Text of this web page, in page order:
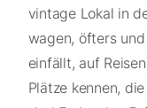
vintage Lokal in
wagen, öfters
einfällt, auf
Plätze kennen,